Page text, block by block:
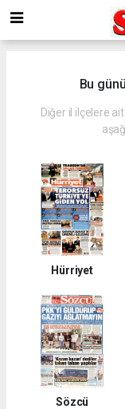
Bu
Diğer il ilçelere
Hürriyet
Sözcü